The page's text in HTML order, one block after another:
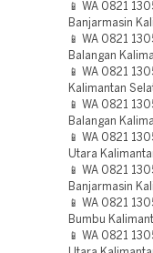
📱 WA 0821
Banjarmasin
📱 WA 0821
Balangan
📱 WA 0821
Kalimantan
📱 WA 0821
Balangan
📱 WA 0821
Utara
📱 WA 0821
Banjarmasin
📱 WA 0821
Bumbu
📱 WA 0821